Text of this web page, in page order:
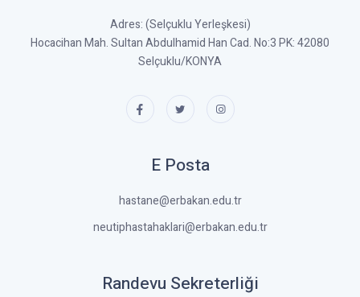
Adres: (Selçuklu Yerleşkesi)
Hocacihan Mah. Sultan Abdulhamid Han Cad. No:3 PK: 42080
Selçuklu/KONYA
E Posta
hastane@erbakan.edu.tr
neutiphastahaklari@erbakan.edu.tr
Randevu Sekreterliği